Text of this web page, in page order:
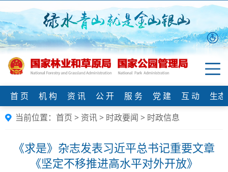
首 页 机 构 资 讯 公 开 服 务 党 建 互 动
生
当前位置： 首页 > 资讯> 时政要闻 > 时政信息
《求是》杂志发表习近平总书记重要文章
《坚定不移推进高水平对外开放》